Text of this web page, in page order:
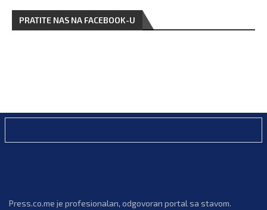
PRATITE NAS NA FACEBOOK-U
Press.co.me je profesionalan, odgovoran portal sa stavom.